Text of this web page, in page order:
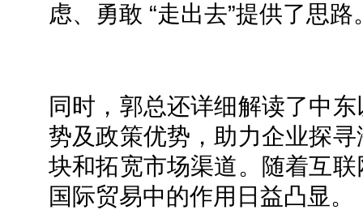
虑、勇敢 “走出去”提供了思路
同时，郭总还详细解读了中
势及政策优势，助力企业探
块和拓宽市场渠道。随着互
国际贸易中的作用日益凸显。